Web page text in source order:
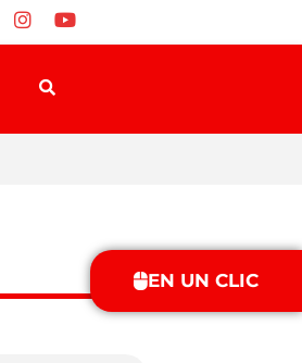
EN UN CLIC